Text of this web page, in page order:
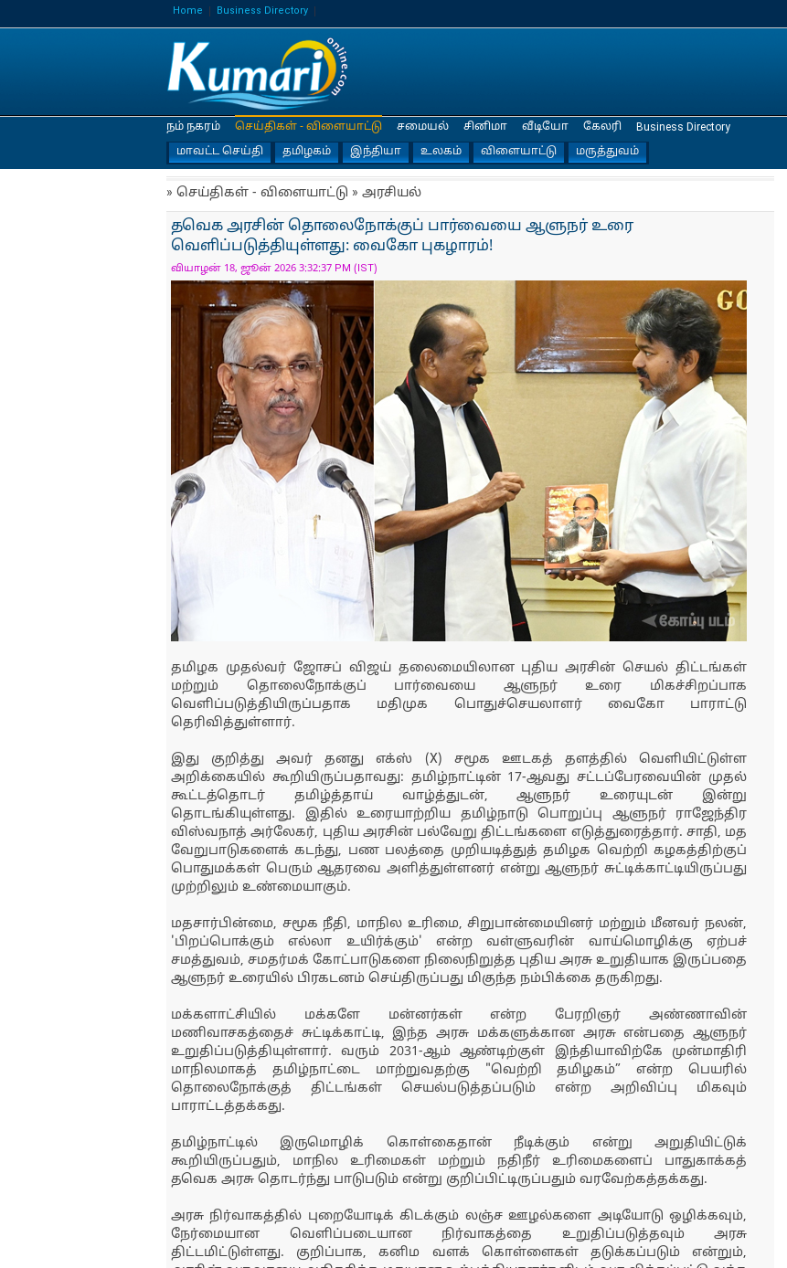
Home Business Directory
நம் நகரம்
செய்திகள் - விளையாட்டு
மாவட்ட செய்தி
தமிழகம் இந்தியா உலகம் விளையாட்டு மருத்துவம்
சமையல் சினிமா வீடியோ கேலரி Business Directory
» செய்திகள் - விளையாட்டு » அரசியல்
தவெக அரசின் தொலைநோக்குப் பார்வையை ஆளுநர் உரை
வெளிப்படுத்தியுள்ளது: வைகோ புகழாரம்!
வியாழன் 18, ஜூன் 2026 3:32:37 PM (IST)
தமிழக முதல்வர் ஜோசப் விஜய் தலைமையிலான புதிய அரசின் செயல் திட்டங்கள்
மற்றும் தொலைநோக்குப் பார்வையை ஆளுநர் உரை மிகச்சிறப்பாக
வெளிப்படுத்தியிருப்பதாக மதிமுக பொதுச்செயலாளர் வைகோ பாராட்டு
தெரிவித்துள்ளார்.
இது குறித்து அவர் தனது எக்ஸ் (X) சமூக ஊடகத் தளத்தில் வெளியிட்டுள்ள
அறிக்கையில் கூறியிருப்பதாவது: தமிழ்நாட்டின் 17-ஆவது சட்டப்பேரவையின் முதல்
கூட்டத்தொடர் தமிழ்த்தாய் வாழ்த்துடன், ஆளுநர் உரையுடன் இன்று
தொடங்கியுள்ளது. இதில் உரையாற்றிய தமிழ்நாடு பொறுப்பு ஆளுநர் ராஜேந்திர
விஸ்வநாத் அர்லேகர், புதிய அரசின் பல்வேறு திட்டங்களை எடுத்துரைத்தார். சாதி, மத
வேறுபாடுகளைக் கடந்து, பண பலத்தை முறியடித்துத் தமிழக வெற்றி கழகத்திற்குப்
பொதுமக்கள் பெரும் ஆதரவை அளித்துள்ளனர் என்று ஆளுநர் சுட்டிக்காட்டியிருப்பது
முற்றிலும் உண்மையாகும்.
மதசார்பின்மை, சமூக நீதி, மாநில உரிமை, சிறுபான்மையினர் மற்றும் மீனவர் நலன்,
'பிறப்பொக்கும் எல்லா உயிர்க்கும்' என்ற வள்ளுவரின் வாய்மொழிக்கு ஏற்பச்
சமத்துவம், சமதர்மக் கோட்பாடுகளை நிலைநிறுத்த புதிய அரசு உறுதியாக இருப்பதை
ஆளுநர் உரையில் பிரகடனம் செய்திருப்பது மிகுந்த நம்பிக்கை தருகிறது.
மக்களாட்சியில் மக்களே மன்னர்கள் என்ற பேரறிஞர் அண்ணாவின்
மணிவாசகத்தைச் சுட்டிக்காட்டி, இந்த அரசு மக்களுக்கான அரசு என்பதை ஆளுநர்
உறுதிப்படுத்தியுள்ளார். வரும் 2031-ஆம் ஆண்டிற்குள் இந்தியாவிற்கே முன்மாதிரி
மாநிலமாகத் தமிழ்நாட்டை மாற்றுவதற்கு "வெற்றி தமிழகம்” என்ற பெயரில்
தொலைநோக்குத் திட்டங்கள் செயல்படுத்தப்படும் என்ற அறிவிப்பு மிகவும்
பாராட்டத்தக்கது.
தமிழ்நாட்டில் இருமொழிக் கொள்கைதான் நீடிக்கும் என்று அறுதியிட்டுக்
கூறியிருப்பதும், மாநில உரிமைகள் மற்றும் நதிநீர் உரிமைகளைப் பாதுகாக்கத்
தவெக அரசு தொடர்ந்து பாடுபடும் என்று குறிப்பிட்டிருப்பதும் வரவேற்கத்தக்கது.
அரசு நிர்வாகத்தில் புறையோடிக் கிடக்கும் லஞ்ச ஊழல்களை அடியோடு ஒழிக்கவும்,
நேர்மையான வெளிப்படையான நிர்வாகத்தை உறுதிப்படுத்தவும் அரசு
திட்டமிட்டுள்ளது. குறிப்பாக, கனிம வளக் கொள்ளைகள் தடுக்கப்படும் என்றும்,